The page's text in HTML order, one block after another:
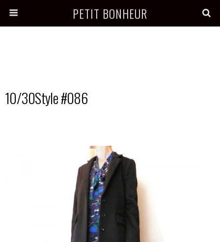
PETIT BONHEUR
10/30Style #086